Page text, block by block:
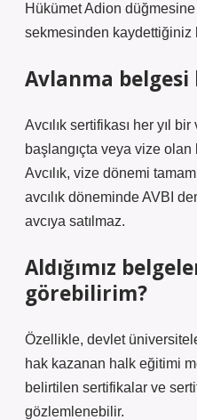
Hükümet Adion düğmesine
sekmesinden kaydettiğiniz
Avlanma belgesi
Avcılık sertifikası her yıl
başlangıçta veya vize olan
Avcılık, vize dönemi
avcılık döneminde AVBI
avcıya satılmaz.
Aldığımız
görebilirim?
Özellikle, devlet
hak kazanan halk eğitimi
belirtilen sertifikalar ve
gözlemlenebilir.